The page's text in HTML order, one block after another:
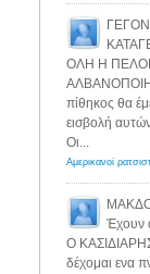
ΟΛΗ Η
πίθηκος θα
εισβολή
Οι...
Έχουν
Ο ΚΑΣΙΔΙΑΡΗΣ
δέχομαι ενα